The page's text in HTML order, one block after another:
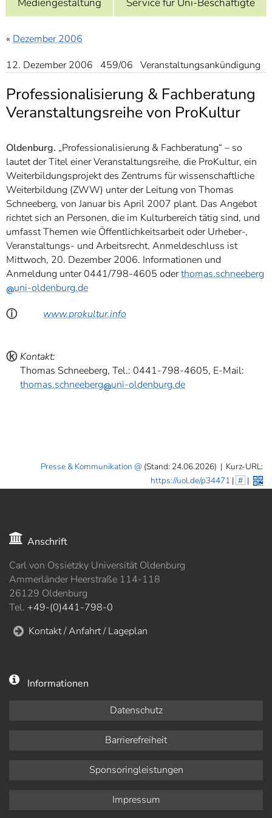
7]
Informationen zur
« Dezember 2006
12. Dezember 2006 459/06 Veranstaltungsankündigung
Professionalisierung & Fachberatung
Veranstaltungsreihe von ProKultur
Oldenburg. „Professionalisierung & Fachberatung“ – so
lautet der Titel einer Veranstaltungsreihe, die ProKultur, ein
Weiterbildungsprojekt des Zentrums für wissenschaftliche
Weiterbildung (ZWW) unter der Leitung von Thomas
Schneeberg, von Januar bis April 2007 plant. Das Angebot
richtet sich an Personen, die im Kulturbereich tätig sind, und
umfasst Themen wie Öffentlichkeitsarbeit oder Urheber-,
Veranstaltungs- und Arbeitsrecht. Anmeldeschluss ist
Mittwoch, 20. Dezember 2006. Informationen und
Anmeldung unter 0441/798-4605 oderthomas.schneeberg
uni-oldenburg.de
ⓘ www.prokultur.info
ⓚ Kontakt:
Thomas Schneeberg, Tel.: 0441-798-4605, E-Mail:
thomas.schneeberg
uni-oldenburg.de
Presse & Kommunikation (Stand: 24.06.2026) | Kurz-URL:
https://uol.de/p34471 | # |
Anschrift
Carl von Ossietzky Universität Oldenburg
Ammerländer Heerstraße 114-118
26129 Oldenburg
Tel. +49-(0)441-798-0
Kontakt / Anfahrt / Lageplan
Informationen
Datenschutz
Barrierefreiheit
Sponsoringleistungen
Impressum